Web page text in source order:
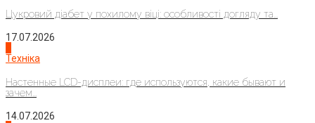
Цукровий діабет у похилому віці: особливості догляду та...
17.07.2026
Техніка
Настенные LCD-дисплеи: где используются, какие бывают и
зачем...
14.07.2026